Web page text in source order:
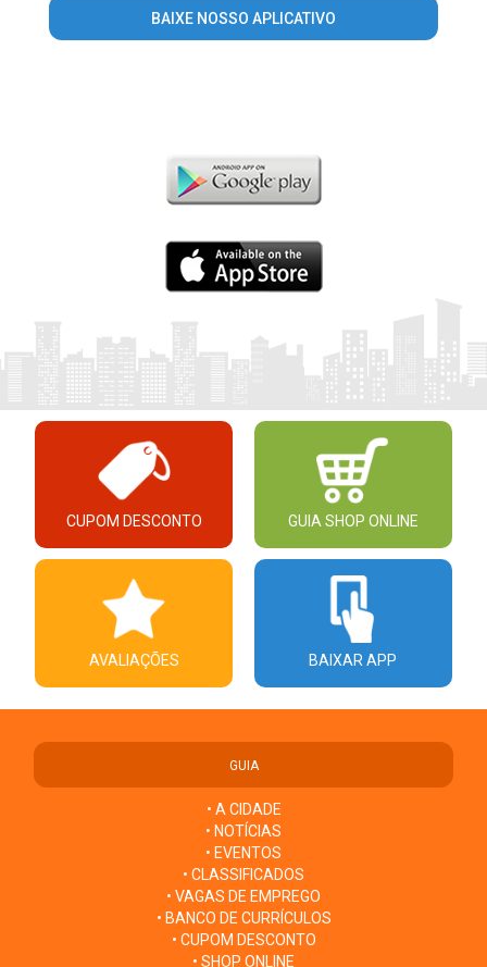
BAIXE NOSSO APLICATIVO
CUPOM DESCONTO GUIA SHOP ONLINE
AVALIAÇÕES BAIXAR APP
GUIA
• A CIDADE
• NOTÍCIAS
• EVENTOS
• CLASSIFICADOS
• VAGAS DE EMPREGO
• BANCO DE CURRÍCULOS
• CUPOM DESCONTO
• SHOP ONLINE